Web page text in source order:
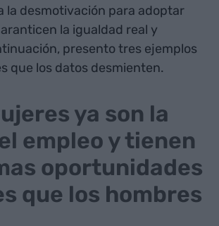
la desmotivación para adoptar
la igualdad real y
presento tres ejemplos
que los datos desmienten.
ya son la
empleo y tienen
oportunidades
que los hombres